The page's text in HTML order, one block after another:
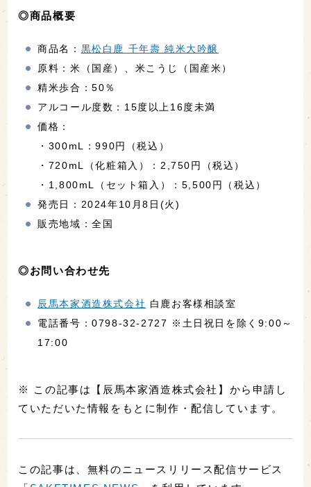
◎商品概要
商品名： 黒松白鹿 千年壽 純米大吟醸
原料：米（国産）、米こうじ（国産米）
精米歩合：50％
アルコール度数：15度以上16度未満
価格：
・300mL：990円（税込）
・720mL（化粧箱入）：2,750円（税込）
・1,800mL（セット箱入）：5,500円（税込）
発売日：2024年10月8日(火)
販売地域：全国
◎お問い合わせ先
辰馬本家酒造株式会社 白鹿お客様相談室
電話番号：0798-32-2727 ※土日祝日を除く9:00～
17:00
※ この記事は【辰馬本家酒造株式会社】から申請し
ていただいた情報をもとに制作・配信しています。
この記事は、無料のニュースリリース配信サービス